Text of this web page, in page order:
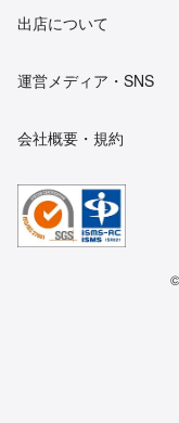
出店について
運営メディア・SNS
会社概要・規約
©